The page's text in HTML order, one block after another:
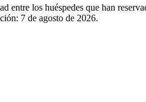
entre los huéspedes que han
7 de agosto de 2026.